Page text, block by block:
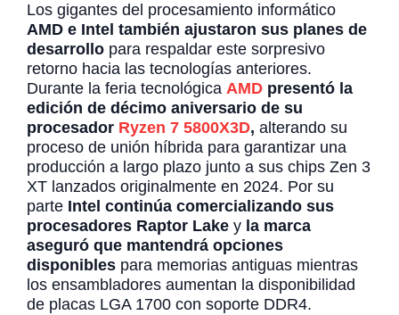
Los gigantes del procesamiento informático
AMD e Intel también ajustaron sus planes de
desarrollo para respaldar este sorpresivo
retorno hacia las tecnologías anteriores.
Durante la feria tecnológica AMD presentó la
edición de décimo aniversario de su
procesador Ryzen 7 5800X3D, alterando su
proceso de unión híbrida para garantizar una
producción a largo plazo junto a sus chips Zen 3
XT lanzados originalmente en 2024. Por su
parte Intel continúa comercializando sus
procesadores Raptor Lake y la marca
aseguró que mantendrá opciones
disponibles para memorias antiguas mientras
los ensambladores aumentan la disponibilidad
de placas LGA 1700 con soporte DDR4.